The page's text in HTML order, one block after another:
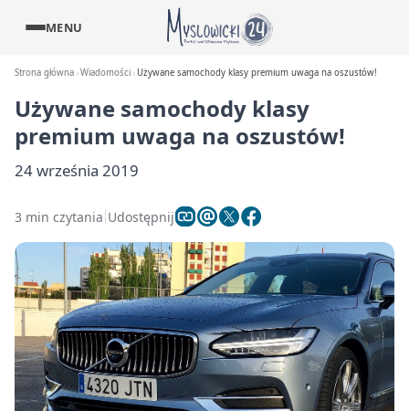
MENU
Strona główna Wiadomości Używane samochody klasy premium uwaga na oszustów!
Używane samochody klasy
premium uwaga na oszustów!
24 września 2019
3 min czytania Udostępnij